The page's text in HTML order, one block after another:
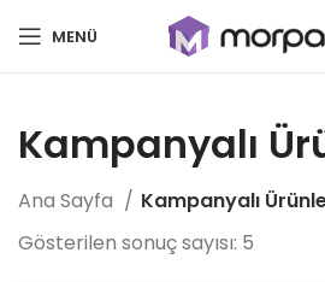
MENÜ
Kampanyalı
Ana Sayfa
Kampanyalı
Gösterilen sonuç sayısı: 5